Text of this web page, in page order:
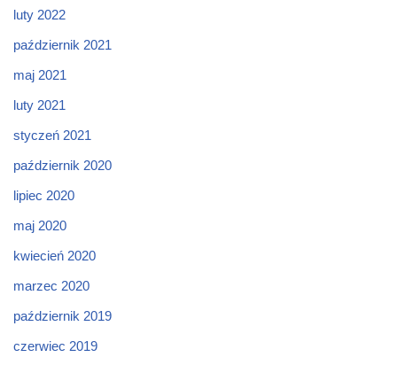
luty 2022
październik 2021
maj 2021
luty 2021
styczeń 2021
październik 2020
lipiec 2020
maj 2020
kwiecień 2020
marzec 2020
październik 2019
czerwiec 2019